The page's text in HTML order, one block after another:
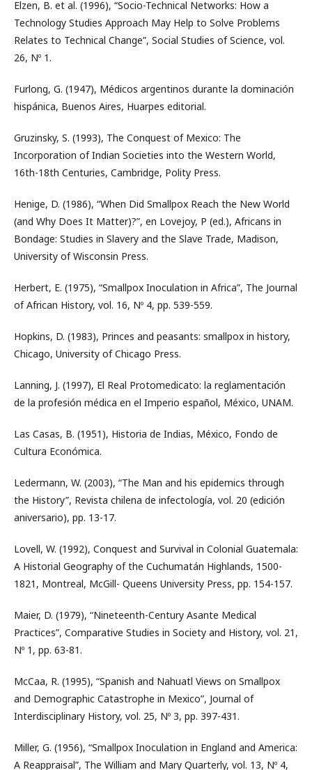
Elzen, B. et al. (1996), “Socio-Technical Networks: How a
Technology Studies Approach May Help to Solve Problems
Relates to Technical Change”, Social Studies of Science, vol.
26, Nº 1.
Furlong, G. (1947), Médicos argentinos durante la dominación
hispánica, Buenos Aires, Huarpes editorial.
Gruzinsky, S. (1993), The Conquest of Mexico: The
Incorporation of Indian Societies into the Western World,
16th-18th Centuries, Cambridge, Polity Press.
Henige, D. (1986), “When Did Smallpox Reach the New World
(and Why Does It Matter)?”, en Lovejoy, P (ed.), Africans in
Bondage: Studies in Slavery and the Slave Trade, Madison,
University of Wisconsin Press.
Herbert, E. (1975), “Smallpox Inoculation in Africa”, The Journal
of African History, vol. 16, Nº 4, pp. 539-559.
Hopkins, D. (1983), Princes and peasants: smallpox in history,
Chicago, University of Chicago Press.
Lanning, J. (1997), El Real Protomedicato: la reglamentación
de la profesión médica en el Imperio español, México, UNAM.
Las Casas, B. (1951), Historia de Indias, México, Fondo de
Cultura Económica.
Ledermann, W. (2003), “The Man and his epidemics through
the History”, Revista chilena de infectología, vol. 20 (edición
aniversario), pp. 13-17.
Lovell, W. (1992), Conquest and Survival in Colonial Guatemala:
A Historial Geography of the Cuchumatán Highlands, 1500-
1821, Montreal, McGill- Queens University Press, pp. 154-157.
Maier, D. (1979), “Nineteenth-Century Asante Medical
Practices”, Comparative Studies in Society and History, vol. 21,
Nº 1, pp. 63-81.
McCaa, R. (1995), “Spanish and Nahuatl Views on Smallpox
and Demographic Catastrophe in Mexico”, Journal of
Interdisciplinary History, vol. 25, Nº 3, pp. 397-431.
Miller, G. (1956), “Smallpox Inoculation in England and America:
A Reappraisal”, The William and Mary Quarterly, vol. 13, Nº 4,